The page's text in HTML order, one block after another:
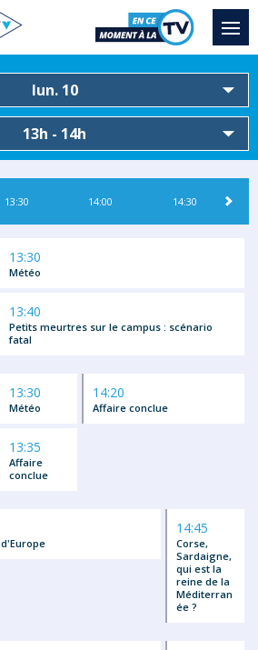
lun. 10
13h - 14h
13:30 14:00 14:30
13:30
Météo
13:40
Petits meurtres sur le campus : scénario
fatal
13:30
Météo
13:35
Affaire
conclue
14:20
Affaire conclue
14:45
Corse,
Sardaigne,
qui est la
reine de la
Méditerran
ée ?